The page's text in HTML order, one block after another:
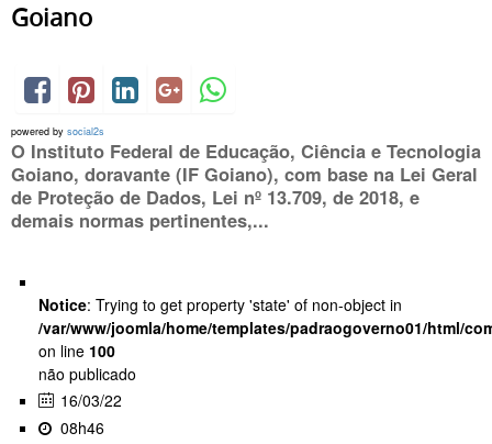
Goiano
powered by social2s
O Instituto Federal de Educação, Ciência e Tecnologia
Goiano, doravante (IF Goiano), com base na Lei Geral
de Proteção de Dados, Lei nº 13.709, de 2018, e
demais normas pertinentes,...
Notice: Trying to get property 'state' of non-object in
/var/www/joomla/home/templates/padraogoverno01/html/
on line 100
não publicado
16/03/22
08h46